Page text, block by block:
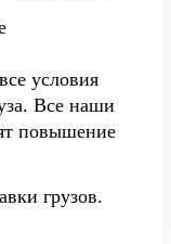
условия
Все наши
повышение
грузов.